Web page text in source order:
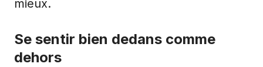
mieux.
Se sentir bien dedans comme
dehors